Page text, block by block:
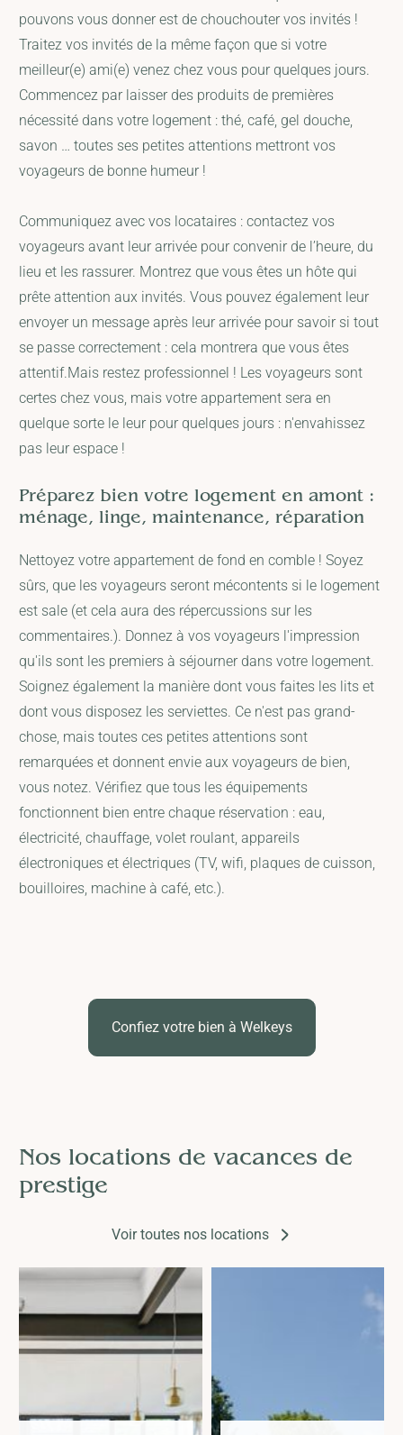
pouvons vous donner est de chouchouter vos invités !
Traitez vos invités de la même façon que si votre
meilleur(e) ami(e) venez chez vous pour quelques jours.
Commencez par laisser des produits de premières
nécessité dans votre logement : thé, café, gel douche,
savon … toutes ses petites attentions mettront vos
voyageurs de bonne humeur !
Communiquez avec vos locataires : contactez vos
voyageurs avant leur arrivée pour convenir de l’heure, du
lieu et les rassurer. Montrez que vous êtes un hôte qui
prête attention aux invités. Vous pouvez également leur
envoyer un message après leur arrivée pour savoir si tout
se passe correctement : cela montrera que vous êtes
attentif.Mais restez professionnel ! Les voyageurs sont
certes chez vous, mais votre appartement sera en
quelque sorte le leur pour quelques jours : n'envahissez
pas leur espace !
Préparez bien votre logement en amont :
ménage, linge, maintenance, réparation
Nettoyez votre appartement de fond en comble ! Soyez
sûrs, que les voyageurs seront mécontents si le logement
est sale (et cela aura des répercussions sur les
commentaires.). Donnez à vos voyageurs l'impression
qu'ils sont les premiers à séjourner dans votre logement.
Soignez également la manière dont vous faites les lits et
dont vous disposez les serviettes. Ce n'est pas grand-
chose, mais toutes ces petites attentions sont
remarquées et donnent envie aux voyageurs de bien,
vous notez. Vérifiez que tous les équipements
fonctionnent bien entre chaque réservation : eau,
électricité, chauffage, volet roulant, appareils
électroniques et électriques (TV, wifi, plaques de cuisson,
bouilloires, machine à café, etc.).
Confiez votre bien à Welkeys
Nos locations de vacances de
prestige
Voir toutes nos locations